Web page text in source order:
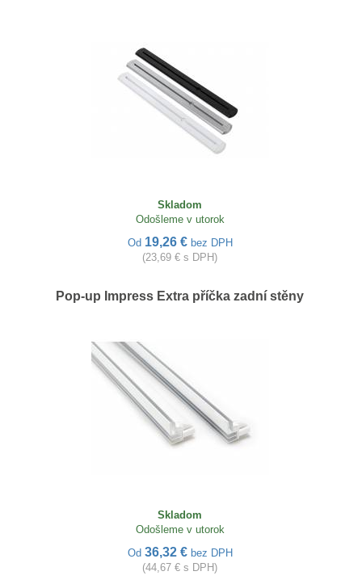
Skladom
Odošleme v utorok
Od 19,26 € bez DPH
(23,69 € s DPH)
Pop-up Impress Extra příčka zadní stěny
Skladom
Odošleme v utorok
Od 36,32 € bez DPH
(44,67 € s DPH)